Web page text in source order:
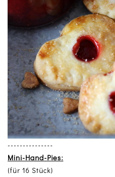
---------------
Mini-Hand-Pies:
(für 16 Stück)